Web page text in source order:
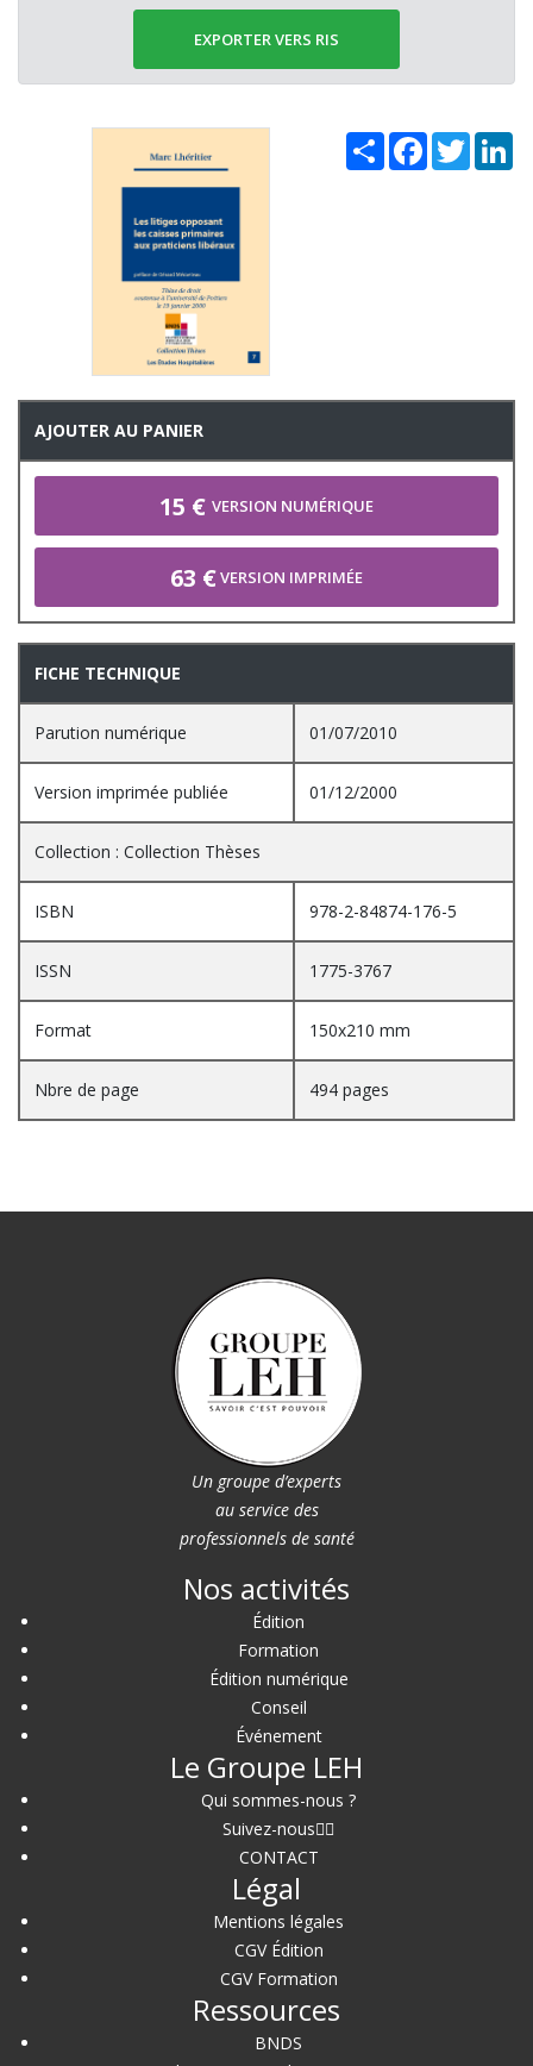
EXPORTER VERS RIS
Share Facebook
Twitter
AJOUTER AU PANIER
15 € VERSION NUMÉRIQUE
63 €VERSION IMPRIMÉE
FICHE TECHNIQUE
Parution numérique 01/07/2010
Version imprimée publiée 01/12/2000
Collection : Collection Thèses
ISBN 978-2-84874-176-5
ISSN 1775-3767
Format 150x210 mm
Nbre de page 494 pages
Un groupe d’experts
au service des
professionnels de santé
Nos activités
Édition
Formation
Édition numérique
Conseil
Événement
Le Groupe LEH
Qui sommes-nous ?
Suivez-nous
CONTACT
Légal
Mentions légales
CGV Édition
CGV Formation
Ressources
BNDS